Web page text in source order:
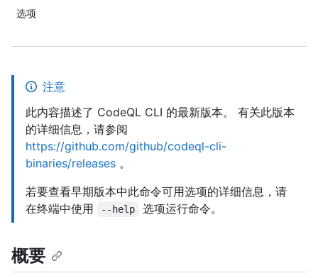
选项
注意
此内容描述了 CodeQL CLI 的最新版本。 有关此版本
的详细信息，请参阅
https://github.com/github/codeql-cli-
binaries/releases 。
若要查看早期版本中此命令可用选项的详细信息，请
在终端中使用
--help 选项运行命令。
概要